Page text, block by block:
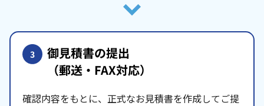
3 御見積書の提出
（郵送・FAX対応）
確認内容をもとに、正式なお見積書を作成してご提